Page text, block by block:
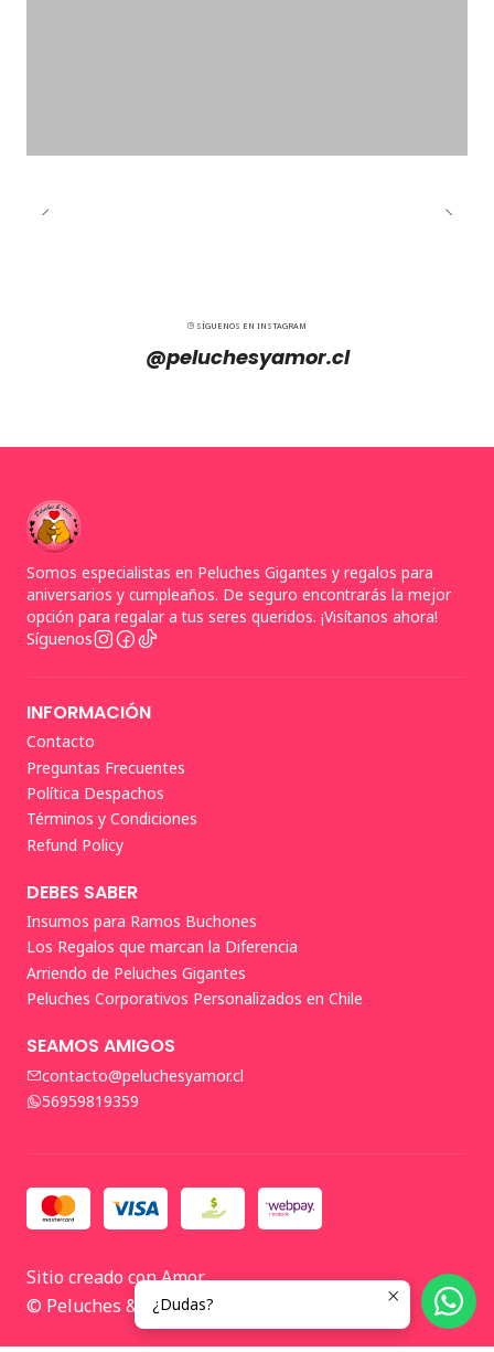
SÍGUENOS EN INSTAGRAM
@peluchesyamor.cl
Somos especialistas en Peluches Gigantes y regalos para
aniversarios y cumpleaños. De seguro encontrarás la mejor
opción para regalar a tus seres queridos. ¡Visítanos ahora!
Síguenos
INFORMACIÓN
Contacto
Preguntas Frecuentes
Política Despachos
Términos y Condiciones
Refund Policy
DEBES SABER
Insumos para Ramos Buchones
Los Regalos que marcan la Diferencia
Arriendo de Peluches Gigantes
Peluches Corporativos Personalizados en Chile
SEAMOS AMIGOS
contacto@peluchesyamor.cl
56959819359
Sitio creado con Amor
© Peluches & Amor 2026 🤍
¿Dudas?